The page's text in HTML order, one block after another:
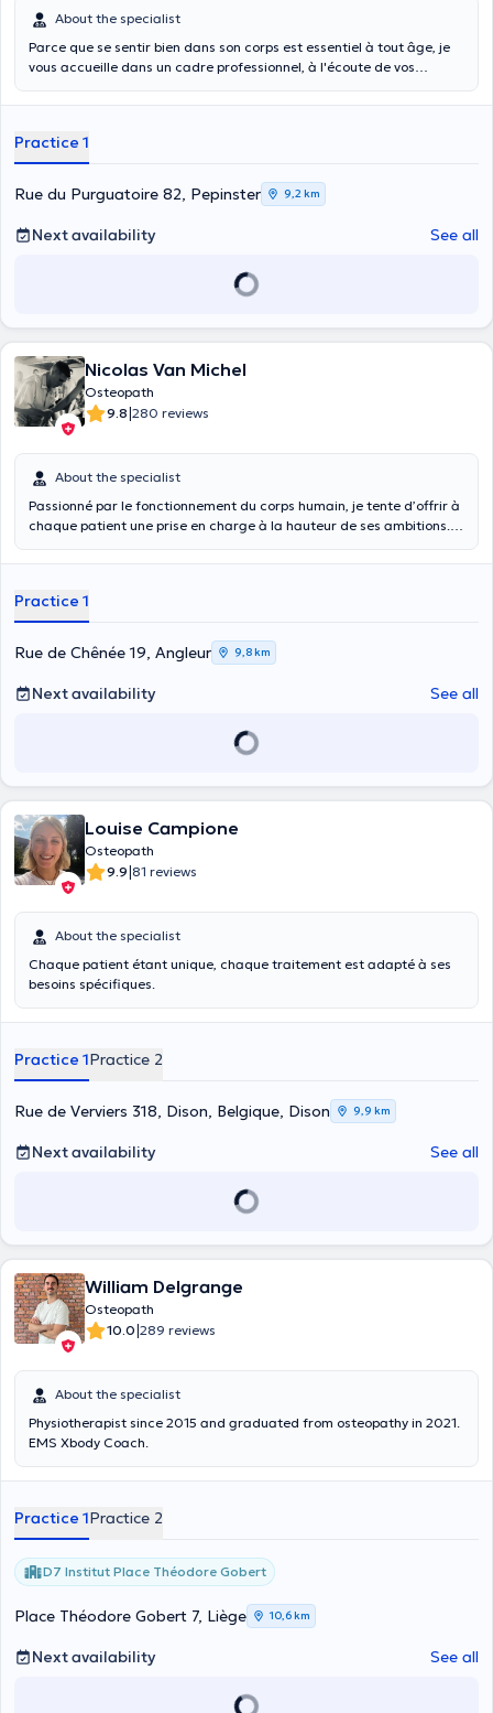
About the specialist
Parce que se sentir bien dans son corps est essentiel à tout âge, je
vous accueille dans un cadre professionnel, à l'écoute de vos
Practice 1
Rue du Purguatoire 82, Pepinster 9,2 km
Next availability See all
Nicolas Van Michel
Osteopath
9.8|280 reviews
About the specialist
Passionné par le fonctionnement du corps humain, je tente d’offrir à
chaque patient une prise en charge à la hauteur de ses ambitions.
le patient dans sa gestuelle et de fournir les conseils adéquats pour
Practice 1
Rue de Chênée 19, Angleur 9,8 km
Next availability See all
Louise Campione
Osteopath
9.9|81 reviews
About the specialist
Chaque patient étant unique, chaque traitement est adapté à ses
besoins spécifiques.
Practice 1Practice 2
Rue de Verviers 318, Dison, Belgique, Dison 9,9 km
Next availability See all
William Delgrange
Osteopath
10.0|289 reviews
About the specialist
Physiotherapist since 2015 and graduated from osteopathy in 2021.
EMS Xbody Coach.
Practice 1Practice 2
D7 Institut Place Théodore Gobert
Place Théodore Gobert 7, Liège 10,6 km
Next availability See all